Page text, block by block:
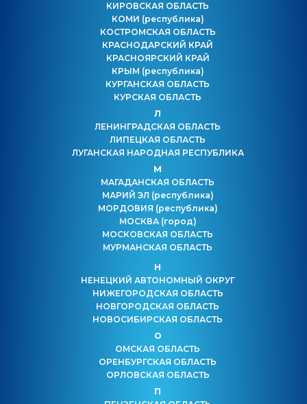
КИРОВСКАЯ ОБЛАСТЬ
КОМИ (республика)
КОСТРОМСКАЯ ОБЛАСТЬ
КРАСНОДАРСКИЙ КРАЙ
КРАСНОЯРСКИЙ КРАЙ
КРЫМ (республика)
КУРГАНСКАЯ ОБЛАСТЬ
КУРСКАЯ ОБЛАСТЬ
Л
ЛЕНИНГРАДСКАЯ ОБЛАСТЬ
ЛИПЕЦКАЯ ОБЛАСТЬ
ЛУГАНСКАЯ НАРОДНАЯ РЕСПУБЛИКА
М
МАГАДАНСКАЯ ОБЛАСТЬ
МАРИЙ ЭЛ (республика)
МОРДОВИЯ (республика)
МОСКВА (город)
МОСКОВСКАЯ ОБЛАСТЬ
МУРМАНСКАЯ ОБЛАСТЬ
Н
НЕНЕЦКИЙ АВТОНОМНЫЙ ОКРУГ
НИЖЕГОРОДСКАЯ ОБЛАСТЬ
НОВГОРОДСКАЯ ОБЛАСТЬ
НОВОСИБИРСКАЯ ОБЛАСТЬ
О
ОМСКАЯ ОБЛАСТЬ
ОРЕНБУРГСКАЯ ОБЛАСТЬ
ОРЛОВСКАЯ ОБЛАСТЬ
П